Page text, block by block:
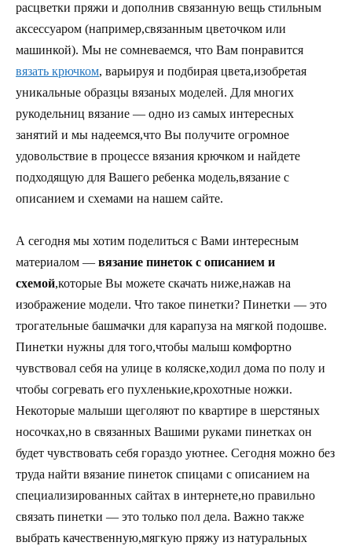
расцветки пряжи и дополнив связанную вещь стильным
аксессуаром (например,связанным цветочком или
машинкой). Мы не сомневаемся, что Вам понравится
вязать крючком, варьируя и подбирая цвета,изобретая
уникальные образцы вязаных моделей. Для многих
рукодельниц вязание — одно из самых интересных
занятий и мы надеемся,что Вы получите огромное
удовольствие в процессе вязания крючком и найдете
подходящую для Вашего ребенка модель,вязание с
описанием и схемами на нашем сайте.
А сегодня мы хотим поделиться с Вами интересным
материалом — вязание пинеток с описанием и
схемой,которые Вы можете скачать ниже,нажав на
изображение модели. Что такое пинетки? Пинетки — это
трогательные башмачки для карапуза на мягкой подошве.
Пинетки нужны для того,чтобы малыш комфортно
чувствовал себя на улице в коляске,ходил дома по полу и
чтобы согревать его пухленькие,крохотные ножки.
Некоторые малыши щеголяют по квартире в шерстяных
носочках,но в связанных Вашими руками пинетках он
будет чувствовать себя гораздо уютнее. Сегодня можно без
труда найти вязание пинеток спицами с описанием на
специализированных сайтах в интернете,но правильно
связать пинетки — это только пол дела. Важно также
выбрать качественную,мягкую пряжу из натуральных